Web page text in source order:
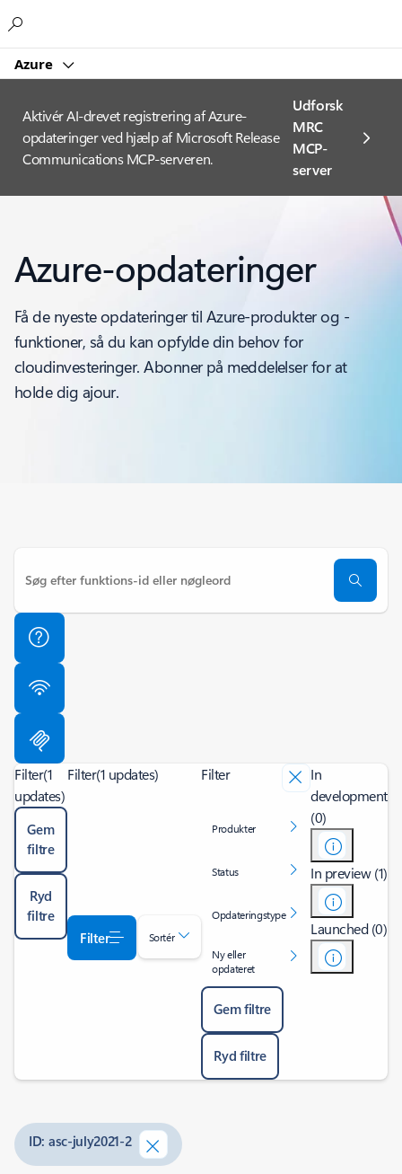
Azure
Aktivér AI-drevet registrering af Azure-
opdateringer ved hjælp af Microsoft Release
Communications MCP-serveren.
Udforsk
MRC
MCP-
server
Azure-opdateringer
Få de nyeste opdateringer til Azure-produkter og -
funktioner, så du kan opfylde din behov for
cloudinvesteringer. Abonner på meddelelser for at
holde dig ajour.
Filter(1
updates)
Gem
filtre
Ryd
filtre
Filter(1 updates)
Filter Sortér
Filter
Produkter
Status
Opdateringstype
Ny eller
opdateret
Gem filtre
Ryd filtre
In
development
(0)
In preview (1)
Launched (0)
ID: asc-july2021-2